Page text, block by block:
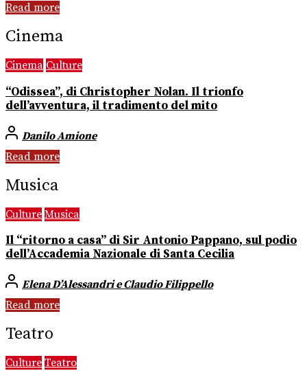
Read more
Cinema
Cinema Culture
“Odissea”, di Christopher Nolan. Il trionfo
dell’avventura, il tradimento del mito
Danilo Amione
Read more
Musica
Culture Musica
Il “ritorno a casa” di Sir Antonio Pappano, sul podio
dell’Accademia Nazionale di Santa Cecilia
Elena D’Alessandri e Claudio Filippello
Read more
Teatro
Culture Teatro